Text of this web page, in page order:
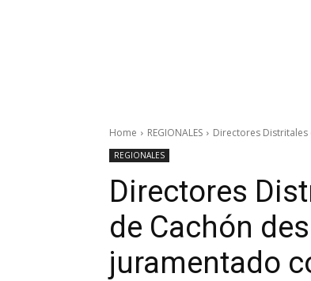
Home REGIONALES Directores Distritales
REGIONALES
Directores
de Cachón
juramentado